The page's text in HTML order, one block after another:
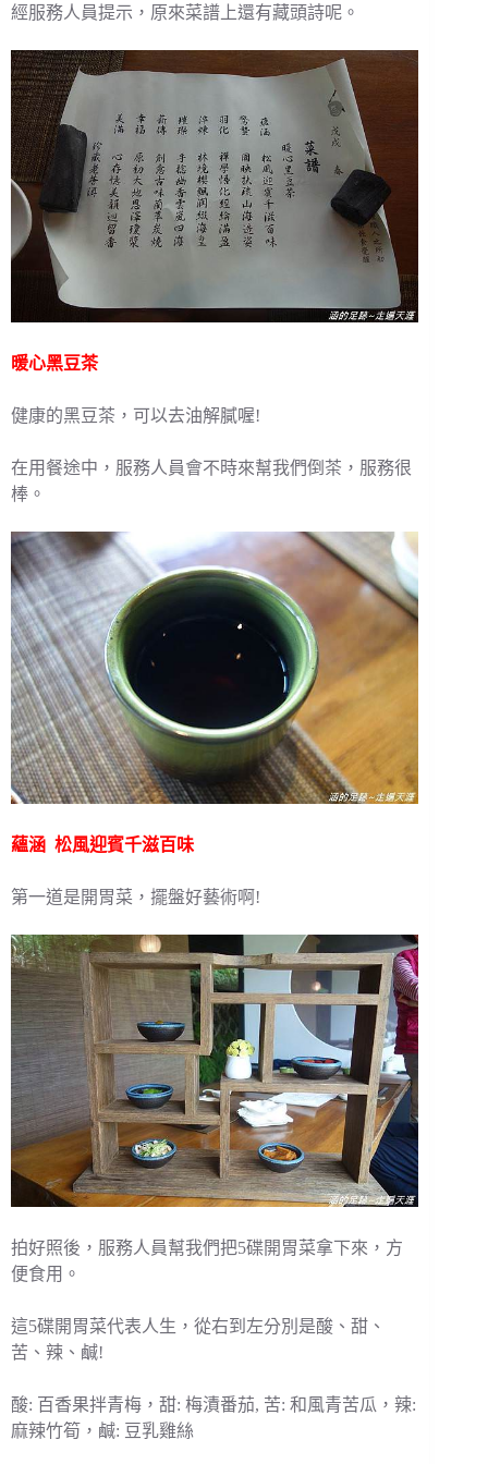
經服務人員提示，原來菜譜上還有藏頭詩呢。
暖心黑豆茶
健康的黑豆茶，可以去油解膩喔!
在用餐途中，服務人員會不時來幫我們倒茶，服務很
棒。
蘊涵 松風迎賓千滋百味
第一道是開胃菜，擺盤好藝術啊!
拍好照後，服務人員幫我們把5碟開胃菜拿下來，方
便食用。
這5碟開胃菜代表人生，從右到左分別是酸、甜、
苦、辣、鹹!
酸: 百香果拌青梅，甜: 梅漬番茄, 苦: 和風青苦瓜，辣:
麻辣竹筍，鹹: 豆乳雞絲